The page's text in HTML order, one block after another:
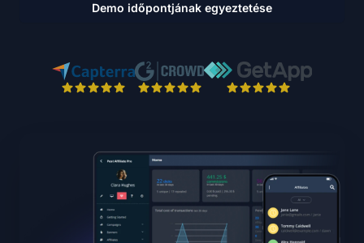
Demo időpontjának egyeztetése